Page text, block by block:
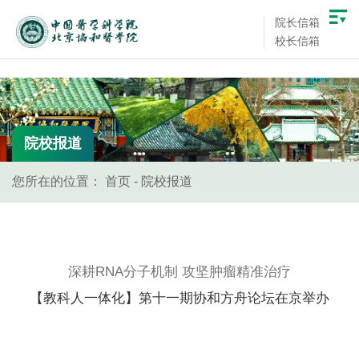
院长信箱
校长信箱
院校报道
您所在的位置： 首页 - 院校报道
深耕RNA分子机制 攻坚肿瘤精准治疗
【教科人一体化】第十一期协和方舟论坛在京举办